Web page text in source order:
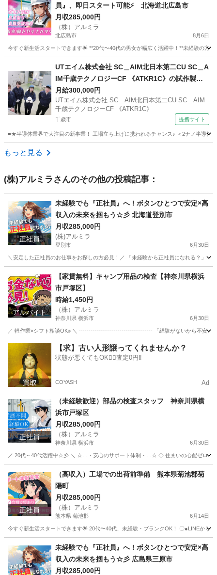
員』、即日スタート可能⚡ 北海道北広島市
月収285,000円
（株）アルミラ
北広島市 8月6日
今すぐ新生活スタートできます🌟 **20代〜40代の男女が幅広く活躍中！**未経験の
工場 未経験
UTエイム株式会社 SC＿AIM北日本第二CU SC＿A
IM千歳テクノロジーCF 《ATKR1C》の試作製
造・生産進捗管理 【無期雇用派遣】
月給300,000円
UTエイム株式会社 SC＿AIM北日本第二CU SC＿AIM
千歳テクノロジーCF 《ATKR1C》
千歳市 提携サイト
■★半導体業界で大注目の新事業！ 工場立ち上げに携われるチャンス♪ ＜2ナノ半導体
北海道 千歳市
もっと見る
(株)アルミラ さんのその他の投稿記事：
正社員
未経験でも『正社員』へ！ボタンひとつで安定×高
収入の未来を掴もう☆彡 北海道登別市
月収285,000円
(株)アルミラ
登別市 6月30日
＼安定した正社員のお仕事をお探しの方必見！／ 「未経験から正社員になれる？」
工場 未経験
アルバイト
【家賃無料】キャンプ用品の検査【神奈川県横浜
市戸塚区】
時給1,450円
（株）アルミラ
神奈川県 横浜市 6月30日
／ 軽作業×シフト相談OK✊ ＼ -------------------------------------- 「経験がないから不安…
倉庫 時給
【求】古い人形譲ってくれませんか？
状態が悪くてもOK🙆‍♀️査定0円‼️
COYASH Ad
正社員
（未経験歓迎）部品の検査スタッフ 神奈川県横
浜市戸塚区
月収285,000円
（株）アルミラ
神奈川県 横浜市 6月30日
／ 20代～40代活躍中☆彡 ＼ ☆…・安心のサポート体制・…☆ ◇ 住まいの心配ゼロ！
工場 未経験
正社員
（高収入）工場での出荷前準備 熊本県菊池郡菊
陽町
月収285,000円
（株）アルミラ
熊本県 菊池郡 6月14日
今すぐ新生活スタートできます🌟 20代〜40代、未経験・ブランクOK！ 〇●LINEから
工場 未経験
未経験でも『正社員』へ！ボタンひとつで安定×高
収入の未来を掴もう☆彡 広島県三原市
月収285,000円